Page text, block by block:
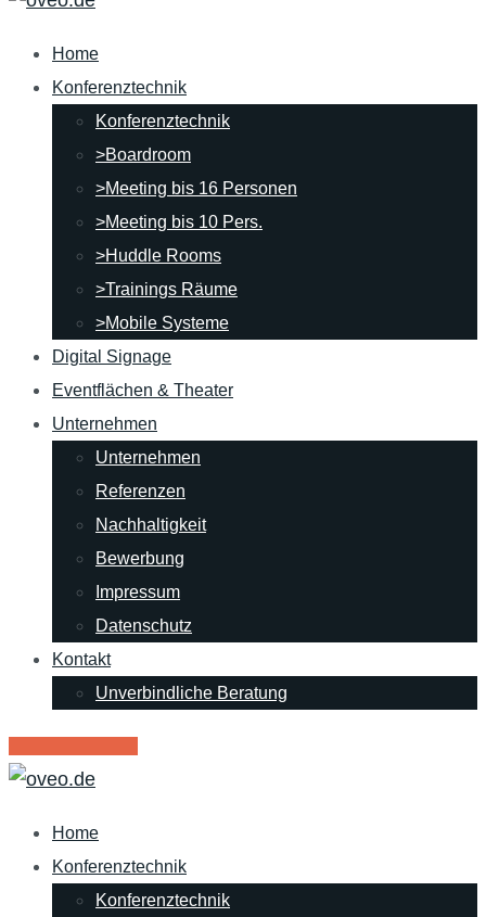
Home
Konferenztechnik
Konferenztechnik
>Boardroom
>Meeting bis 16 Personen
>Meeting bis 10 Pers.
>Huddle Rooms
>Trainings Räume
>Mobile Systeme
Digital Signage
Eventflächen & Theater
Unternehmen
Unternehmen
Referenzen
Nachhaltigkeit
Bewerbung
Impressum
Datenschutz
Kontakt
Unverbindliche Beratung
Home
Konferenztechnik
Konferenztechnik